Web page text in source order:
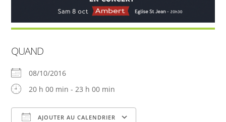
QUAND
08/10/2016
20 h 00 min - 23 h 00 min
AJOUTER AU CALENDRIER